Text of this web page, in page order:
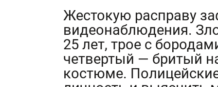
Жестокую расправу
видеонаблюдения.
25 лет, трое с
четвертый — бритый
костюме.